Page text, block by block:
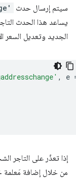
سيتم إرسال حدث
يساعد هذا الحدث
الجديد وتعديل السعر
, e
إذا تعذّر على التاجر
من خلال إضافة مَعلمة